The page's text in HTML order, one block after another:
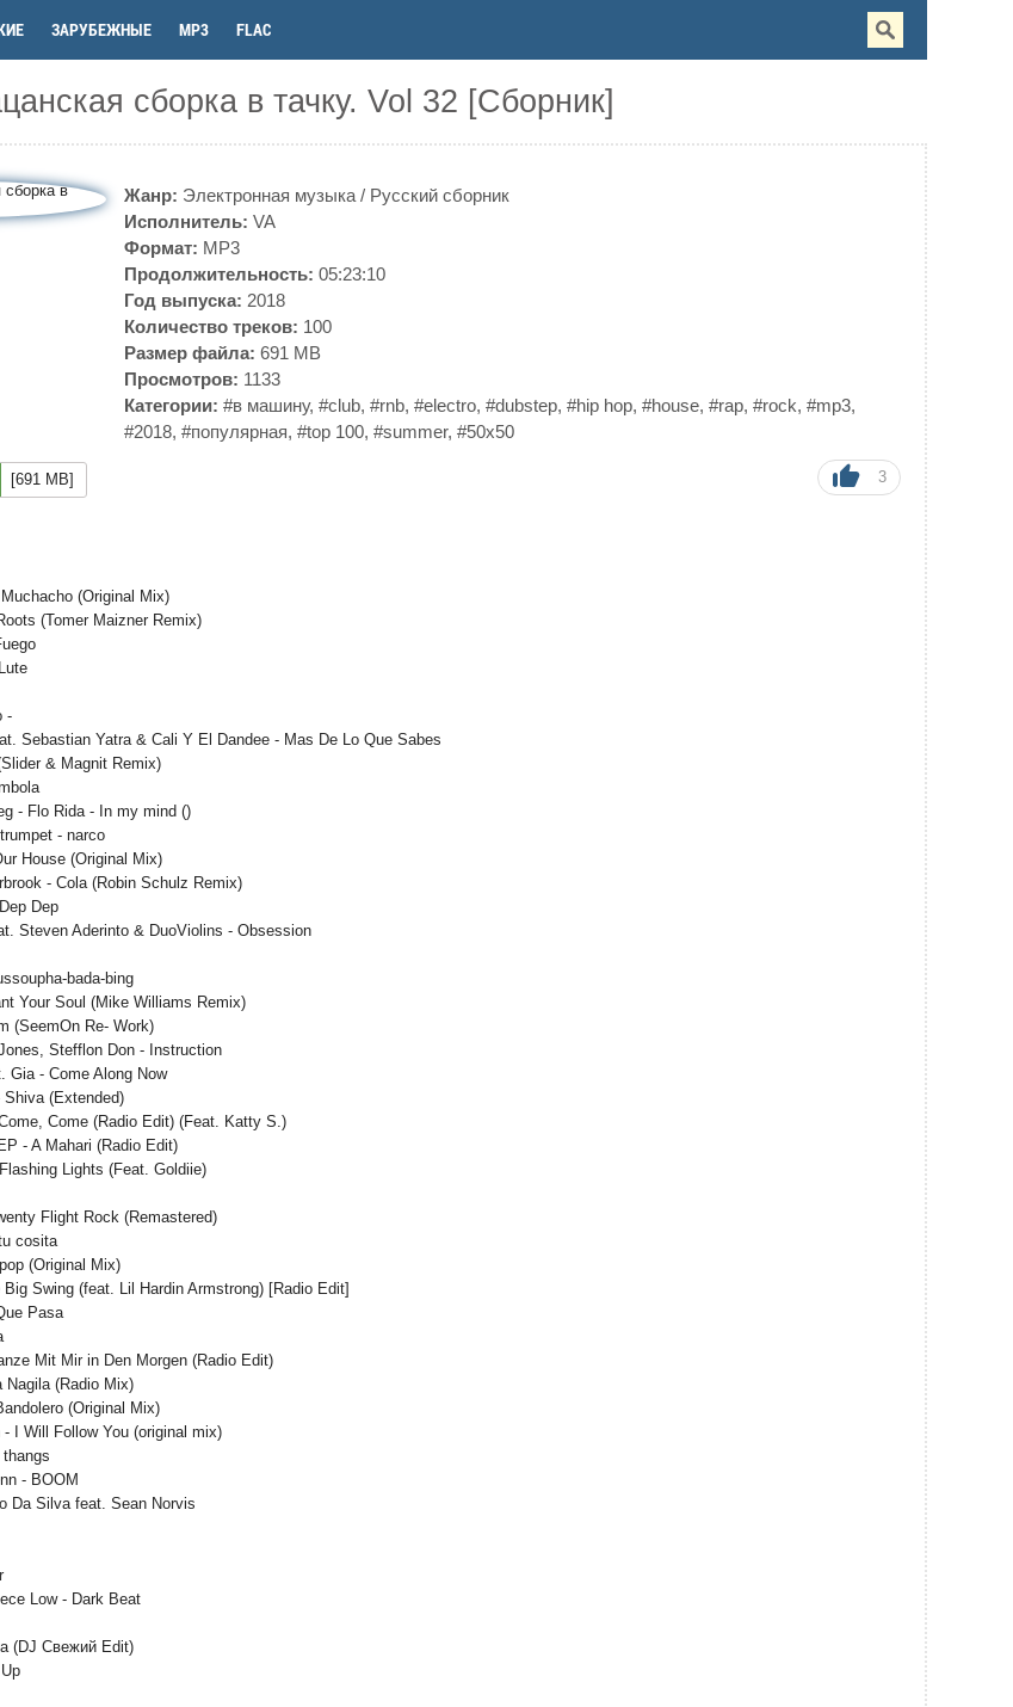
ЗАРУБЕЖНЫЕ MP3 FLAC
сборка в тачку. Vol 32 [Сборник]
Жанр: Электронная музыка / Русский сборник
Исполнитель: VA
Формат: MP3
Продолжительность: 05:23:10
Год выпуска: 2018
Количество треков: 100
Размер файла: 691 MB
Просмотров: 1133
Категории: #в машину, #club, #rnb, #electro, #dubstep, #hip hop, #house, #rap, #rock, #mp3,
#2018, #популярная, #top 100, #summer, #50x50
[691 MB] 3
(Original Mix)
(Tomer Maizner Remix)
-
Sebastian Yatra & Cali Y El Dandee - Mas De Lo Que Sabes
& Magnit Remix)
- Flo Rida - In my mind ()
- narco
House (Original Mix)
- Cola (Robin Schulz Remix)
Dep
Steven Aderinto & DuoViolins - Obsession
bada-bing
Your Soul (Mike Williams Remix)
(SeemOn Re- Work)
Stefflon Don - Instruction
Gia - Come Along Now
(Extended)
Come (Radio Edit) (Feat. Katty S.)
- A Mahari (Radio Edit)
Lights (Feat. Goldiie)
Flight Rock (Remastered)
cosita
(Original Mix)
Swing (feat. Lil Hardin Armstrong) [Radio Edit]
Pasa
Mit Mir in Den Morgen (Radio Edit)
Nagila (Radio Mix)
(Original Mix)
I Will Follow You (original mix)
- BOOM
Da Silva feat. Sean Norvis
Low - Dark Beat
(DJ Свежий Edit)